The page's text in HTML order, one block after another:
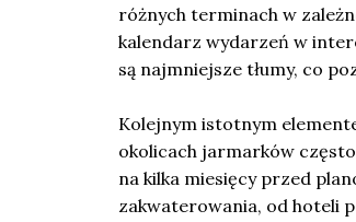
różnych terminach w
kalendarz wydarzeń w
są najmniejsze tłumy, co
Kolejnym istotnym
okolicach jarmarków
na kilka miesięcy przed
zakwaterowania, od hoteli